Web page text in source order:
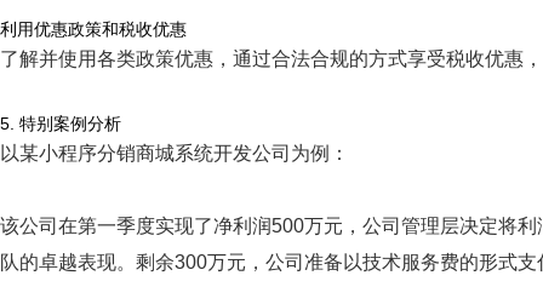
利用优惠政策和税收优惠
了解并使用各类政策优惠，通过合法合规的方式享受税收优惠
5. 特别案例分析
以某小程序分销商城系统开发公司为例：
该公司在第一季度实现了净利润500万元，公司管理层决定将
队的卓越表现。剩余300万元，公司准备以技术服务费的形式